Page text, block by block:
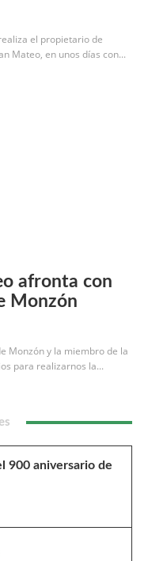
el propietario de
Mateo, en unos días con...
afronta con
Monzón
Monzón y la miembro de la
para realizarnos la...
900 aniversario de